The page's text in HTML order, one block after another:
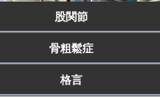
股関節
骨粗鬆症
格言